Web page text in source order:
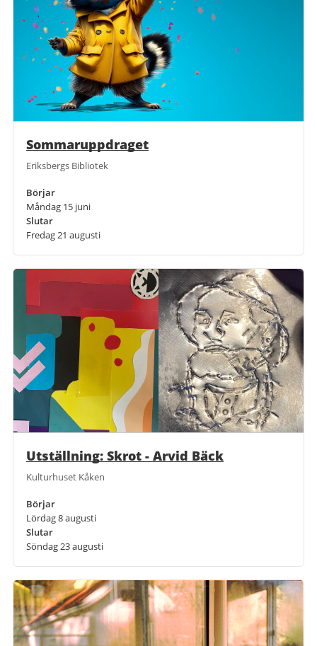
Sommaruppdraget
Eriksbergs Bibliotek
Börjar
Måndag 15 juni
Slutar
Fredag 21 augusti
Utställning: Skrot - Arvid Bäck
Kulturhuset Kåken
Börjar
Lördag 8 augusti
Slutar
Söndag 23 augusti